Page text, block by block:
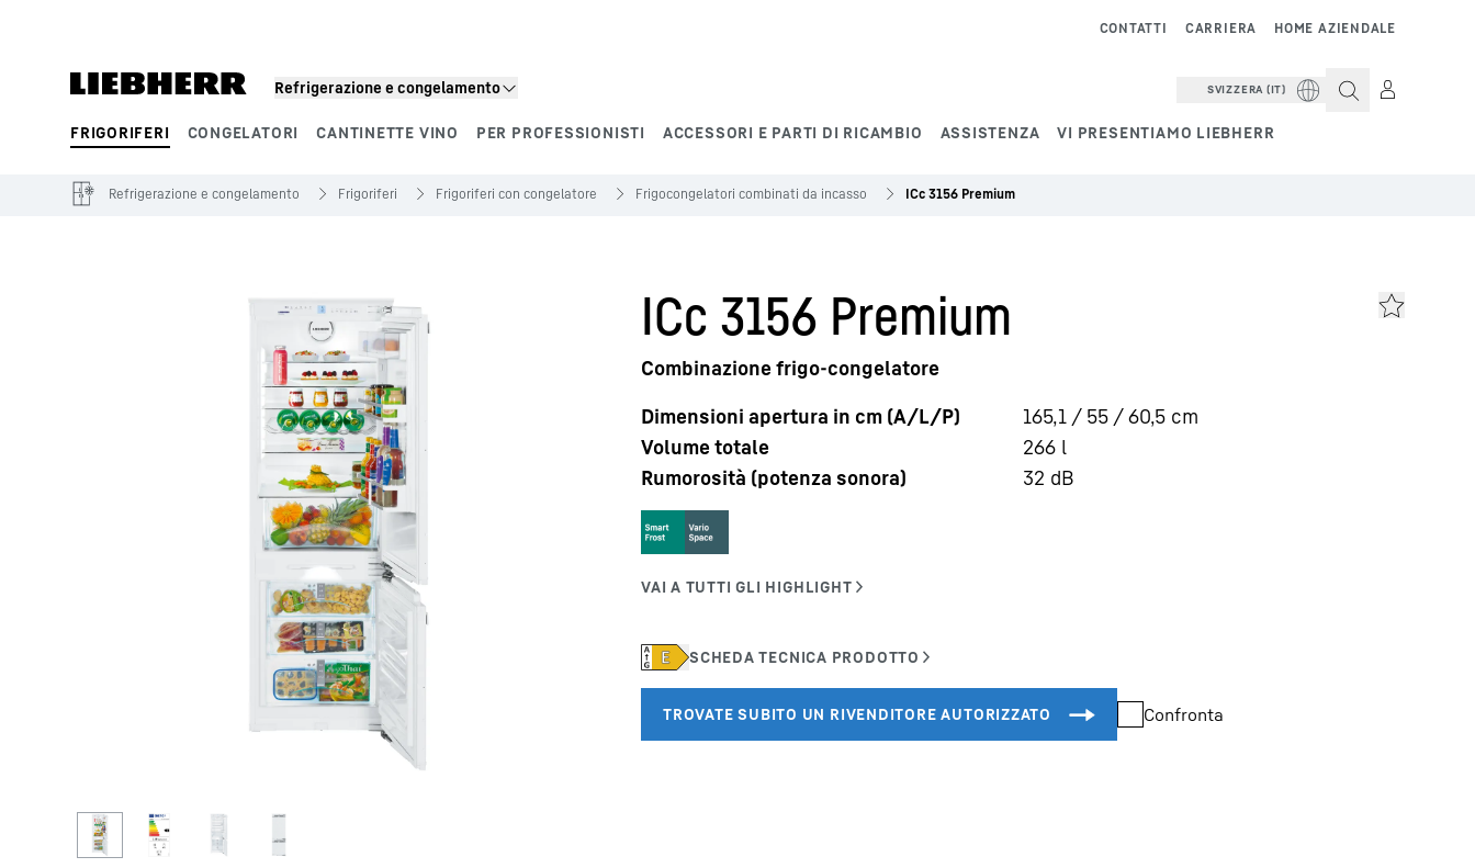
Refrigerazione e congelamento
FRIGORIFERI CONGELATORI CANTINETTE VINO PER PROFESSIONISTI ACCESSORI E PARTI DI RICAMBIO ASSISTENZA VI PRESENTIAMO LIEBHERR
HOME AZIENDALE
CARRIERA
CONTATTI
SVIZZERA (IT)
Maggiori informazioni sulla società
Refrigerazione e congelamento Frigoriferi Frigoriferi con congelatore Frigo­congelatori combinati da incasso ICc 3156 Premium
ICc 3156 Premium
Combinazione frigo-congelatore
Dimensioni apertura in cm (A/L/P)
165,1 / 55 / 60,5 cm
Volume totale
266 l
Rumorosità (potenza sonora)
32 dB
Confronta